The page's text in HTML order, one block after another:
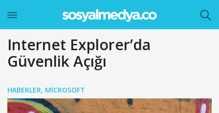
Internet Explorer’da
Güvenlik Açığı
HABERLER, MICROSOFT